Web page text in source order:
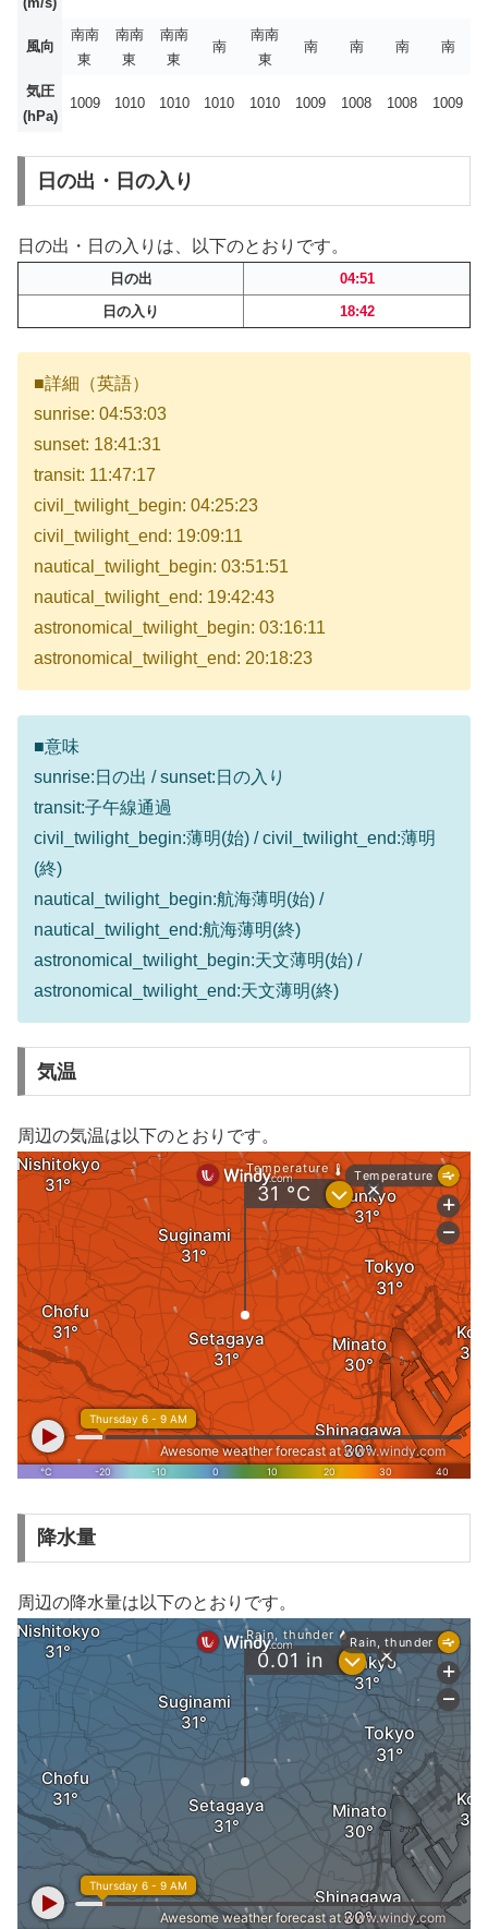
風向
南南
東
南南
東
南南
東
南
南南
東
南 南 南 南
気圧
(hPa)
1009 1010 1010 1010 1010 1009 1008 1008 1009
日の出・日の入り
日の出・日の入りは、以下のとおりです。
日の出
04:51
日の入り
18:42
■詳細（英語）
sunrise: 04:53:03
sunset: 18:41:31
transit: 11:47:17
civil_twilight_begin: 04:25:23
civil_twilight_end: 19:09:11
nautical_twilight_begin: 03:51:51
nautical_twilight_end: 19:42:43
astronomical_twilight_begin: 03:16:11
astronomical_twilight_end: 20:18:23
■意味
sunrise:日の出 / sunset:日の入り
transit:子午線通過
civil_twilight_begin:薄明(始) / civil_twilight_end:薄明
(終)
nautical_twilight_begin:航海薄明(始) /
nautical_twilight_end:航海薄明(終)
astronomical_twilight_begin:天文薄明(始) /
astronomical_twilight_end:天文薄明(終)
気温
周辺の気温は以下のとおりです。
降水量
周辺の降水量は以下のとおりです。